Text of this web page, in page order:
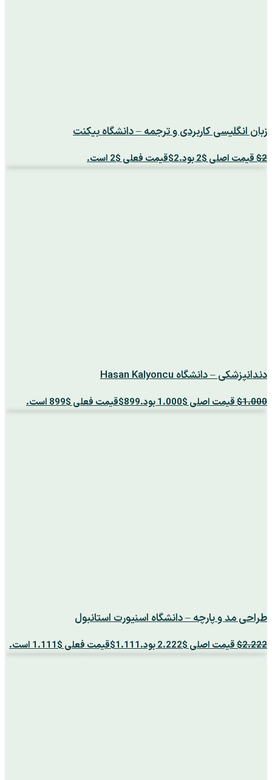
زبان انگلیسی کاربردی و ترجمه – دانشگاه بیکنت
$2 قیمت اصلی $2 بود. $2 قیمت فعلی $2 است.
دندانپزشکی – دانشگاه Hasan Kalyoncu
$1.000 قیمت اصلی $1.000 بود. $899 قیمت فعلی $899 است.
طراحی مد و پارچه – دانشگاه اسنیورت استانبول
$2.222 قیمت اصلی $2.222 بود. $1.111 قیمت فعلی $1.111 است.